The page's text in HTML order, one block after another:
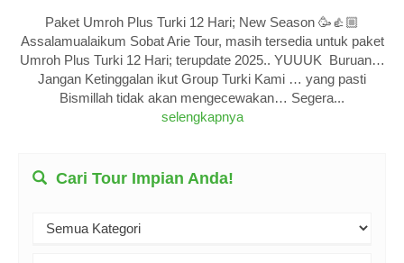
Paket Umroh Plus Turki 12 Hari; New Season 🥳👍🏼
Assalamualaikum Sobat Arie Tour, masih tersedia untuk paket
Umroh Plus Turki 12 Hari; terupdate 2025.. YUUUK Buruan…
Jangan Ketinggalan ikut Group Turki Kami … yang pasti
Bismillah tidak akan mengecewakan… Segera...
selengkapnya
Cari Tour Impian Anda!